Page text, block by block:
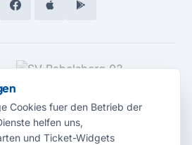
Cookies fuer den Betrieb der
helfen uns,
und Ticket-Widgets